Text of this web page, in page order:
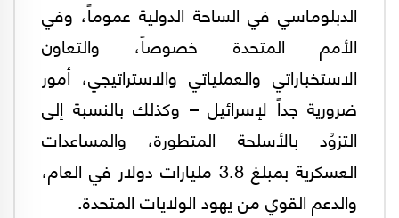
الدبلوماسي في الساحة الدولية عموماً، وفي
الأمم المتحدة خصوصاً، والتعاون
الاستخباراتي والعملياتي والاستراتيجي، أمور
ضرورية جداً لإسرائيل – وكذلك بالنسبة إلى
التزوُد بالأسلحة المتطورة، والمساعدات
العسكرية بمبلغ 3.8 مليارات دولار في العام،
والدعم القوي من يهود الولايات المتحدة.